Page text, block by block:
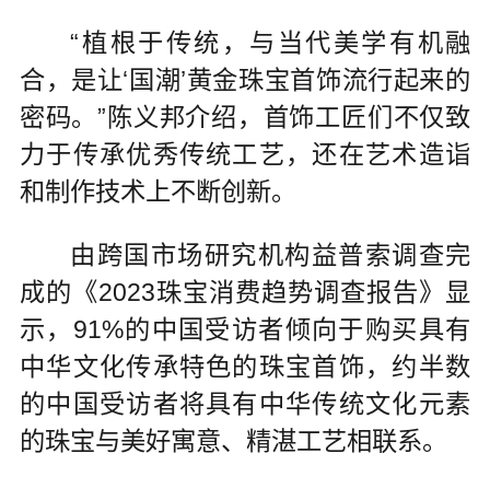
“植根于传统，与当代美学有机融
合，是让‘国潮’黄金珠宝首饰流行起来的
密码。”陈义邦介绍，首饰工匠们不仅致
力于传承优秀传统工艺，还在艺术造诣
和制作技术上不断创新。
由跨国市场研究机构益普索调查完
成的《2023珠宝消费趋势调查报告》显
示，91%的中国受访者倾向于购买具有
中华文化传承特色的珠宝首饰，约半数
的中国受访者将具有中华传统文化元素
的珠宝与美好寓意、精湛工艺相联系。